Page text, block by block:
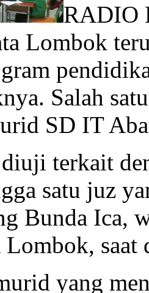
RADIO
Lombok
Salah
SD IT
terkait
satu juz
Bunda Ica,
yang